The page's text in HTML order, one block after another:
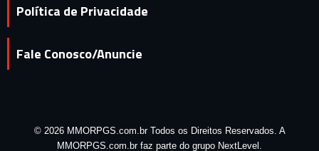
Política de Privacidade
Fale Conosco/Anuncie
© 2026 MMORPGS.com.br Todos os Direitos Reservados. A
MMORPGS.com.br faz parte do grupo NextLevel.